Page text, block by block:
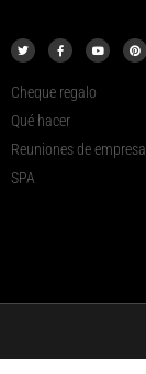
Cheque regalo
Qué hacer
Reuniones de empresa
SPA